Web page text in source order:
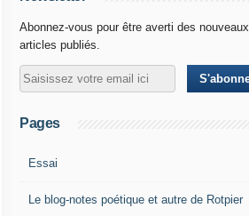
Abonnez-vous pour être averti des nouveaux
articles publiés.
Pages
Essai
Le blog-notes poétique et autre de Rotpier